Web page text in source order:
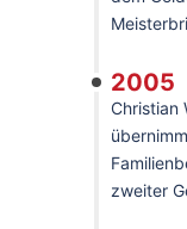
2005
Christian
zweiter